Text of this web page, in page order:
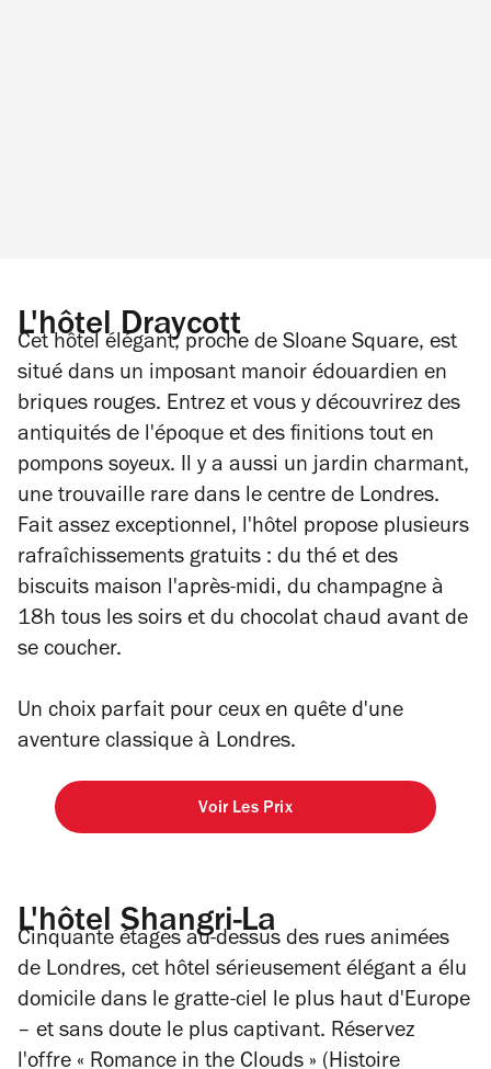
L'hôtel Draycott
Cet hôtel élégant, proche de Sloane Square, est
situé dans un imposant manoir édouardien en
briques rouges. Entrez et vous y découvrirez des
antiquités de l'époque et des finitions tout en
pompons soyeux. Il y a aussi un jardin charmant,
une trouvaille rare dans le centre de Londres.
Fait assez exceptionnel, l'hôtel propose plusieurs
rafraîchissements gratuits : du thé et des
biscuits maison l'après-midi, du champagne à
18h tous les soirs et du chocolat chaud avant de
se coucher.
Un choix parfait pour ceux en quête d'une
aventure classique à Londres.
Voir Les Prix
L'hôtel Shangri-La
Cinquante étages au-dessus des rues animées
de Londres, cet hôtel sérieusement élégant a élu
domicile dans le gratte-ciel le plus haut d'Europe
– et sans doute le plus captivant. Réservez
l'offre « Romance in the Clouds » (Histoire